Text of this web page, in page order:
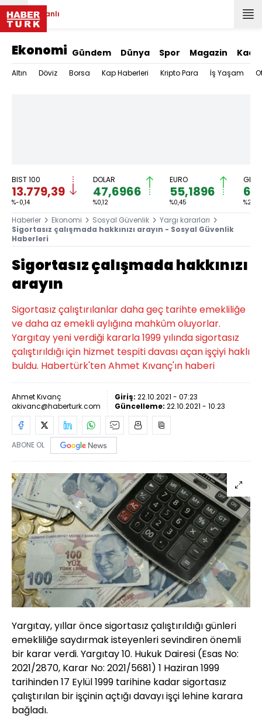
Canlı
Ekonomi Gündem Dünya Spor Magazin
Altın Döviz Borsa Kap Haberleri Kripto Para İş Yaşam
BIST 100
13.779,39
%-0,14
DOLAR
47,6966
%0,12
EURO
55,1896
%0,45 %2,59
Haberler Ekonomi Sosyal Güvenlik
Yargı kararları
Sigortasız çalışmada hakkınızı arayın - Sosyal Güvenlik
Haberleri
Sigortasız çalışmada hakkınızı
arayın
Sigortasız çalıştırılanlar daha geç tarihte emekliliğe
ve daha az emekli aylığına mahkûm oluyorlar.
Yargıtay yeni verdiği kararla 1999 yılında sigortasız
çalıştırıldığı için hizmet tespiti davası açan işçiyi haklı
buldu. Habertürk'ten Ahmet Kıvanç'ın haberi
Ahmet Kıvanç
akivanc@haberturk.com
Giriş: 22.10.2021 - 07:23
Güncelleme: 22.10.2021 - 10:23
ABONE OL
Yargıtay, yıllar önce sigortasız çalıştırıldığı günleri
emekliliğe saydırmak isteyenleri sevindiren önemli
bir karar verdi. Yargıtay 10. Hukuk Dairesi (Esas No:
2021/2870, Karar No: 2021/5681) 1 Haziran 1999
tarihinden 17 Eylül 1999 tarihine kadar sigortasız
çalıştırılan bir işçinin açtığı davayı işçi lehine karara
bağladı.